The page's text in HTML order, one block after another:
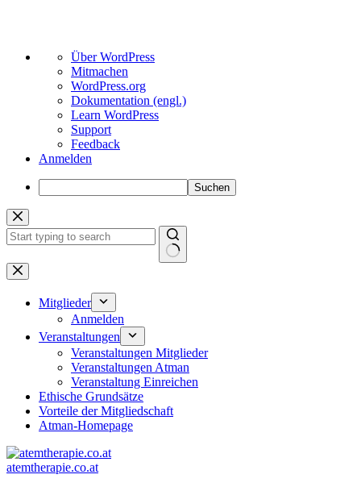
Über
WordPress
Über WordPress
Mitmachen
WordPress.org
Dokumentation (engl.)
Learn WordPress
Support
Feedback
Anmelden
Suchen
Zum
Inhalt
springen
Keine
Ergebnisse
Mitglieder
Anmelden
Veranstaltungen
Veranstaltungen Mitglieder
Veranstaltungen Atman
Veranstaltung Einreichen
Ethische Grundsätze
Vorteile der Mitgliedschaft
Atman-Homepage
atemtherapie.co.at